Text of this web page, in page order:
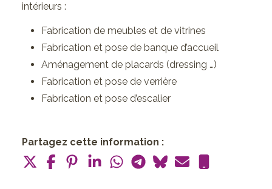
intérieurs :
Fabrication de meubles et de vitrines
Fabrication et pose de banque d’accueil
Aménagement de placards (dressing …)
Fabrication et pose de verrière
Fabrication et pose d’escalier
Partagez cette information :